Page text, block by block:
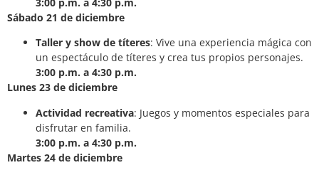
Sábado 21 de diciembre
Taller y show de títeres: Vive una experiencia mágica con
un espectáculo de títeres y crea tus propios personajes.
3:00 p.m. a 4:30 p.m.
Lunes 23 de diciembre
Actividad recreativa: Juegos y momentos especiales para
disfrutar en familia.
3:00 p.m. a 4:30 p.m.
Martes 24 de diciembre